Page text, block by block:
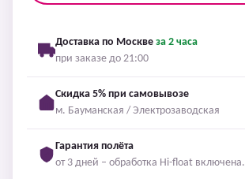
Доставка по Москве за 2 часа
при заказе до 21:00
Скидка 5% при самовывозе
м. Бауманская / Электрозаводская
Гарантия полёта
от 3 дней – обработка Hi-float включена.